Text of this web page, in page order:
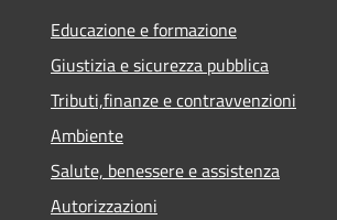
Educazione e formazione
Giustizia e sicurezza pubblica
Tributi,finanze e contravvenzioni
Ambiente
Salute, benessere e assistenza
Autorizzazioni